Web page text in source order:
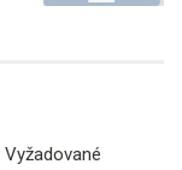
Vyžadované